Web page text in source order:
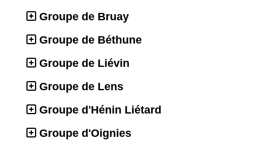
Groupe de Bruay
Groupe de Béthune
Groupe de Liévin
Groupe de Lens
Groupe d'Hénin Liétard
Groupe d'Oignies